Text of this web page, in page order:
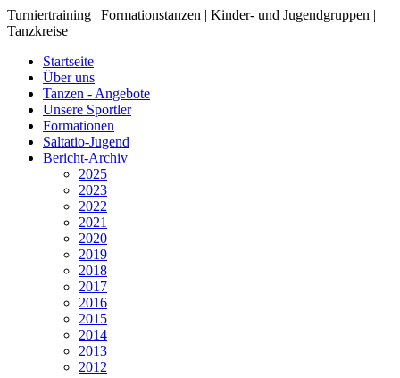
Turniertraining | Formationstanzen | Kinder- und Jugendgruppen |
Tanzkreise
Startseite
Über uns
Tanzen - Angebote
Unsere Sportler
Formationen
Saltatio-Jugend
Bericht-Archiv
2025
2023
2022
2021
2020
2019
2018
2017
2016
2015
2014
2013
2012